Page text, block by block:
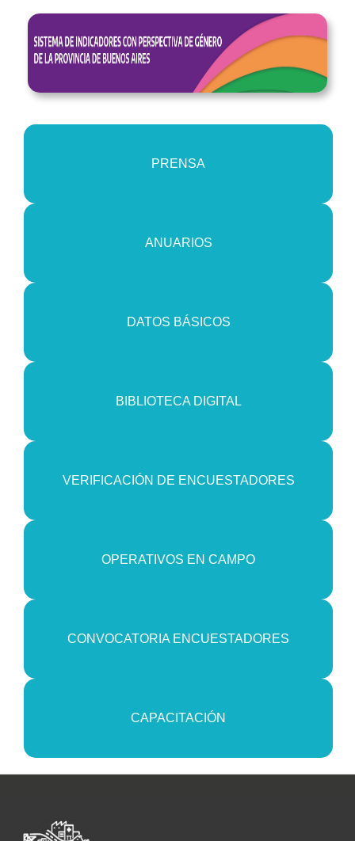
PRENSA
ANUARIOS
DATOS BÁSICOS
BIBLIOTECA DIGITAL
VERIFICACIÓN DE ENCUESTADORES
OPERATIVOS EN CAMPO
CONVOCATORIA ENCUESTADORES
CAPACITACIÓN